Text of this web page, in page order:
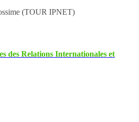
(TOUR IPNET)
des Relations Internationales et